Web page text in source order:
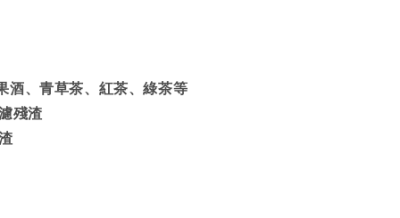
酒、青草茶、紅茶、綠茶等
殘渣